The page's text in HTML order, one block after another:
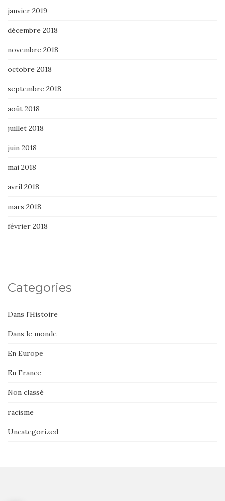
janvier 2019
décembre 2018
novembre 2018
octobre 2018
septembre 2018
août 2018
juillet 2018
juin 2018
mai 2018
avril 2018
mars 2018
février 2018
Categories
Dans l'Histoire
Dans le monde
En Europe
En France
Non classé
racisme
Uncategorized